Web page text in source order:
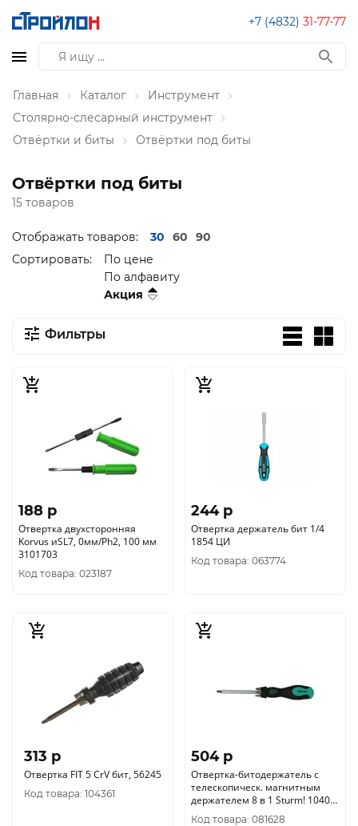
+7 (4832) 31-77-77
Главная Каталог
Инструмент
Столярно-слесарный инструмент
Отвёртки и биты
Отвёртки под биты
Отвёртки под биты
15 товаров
Отображать товаров: 30 60
90
Сортировать:
По цене
По алфавиту
Акция
Фильтры
188 p
Отвертка двухсторонняя
Korvus иSL7, 0мм/Ph2, 100 мм
3101703
Код товара: 023187
244 p
Отвертка держатель бит 1/4
1854 ЦИ
Код товара: 063774
313 p
Отвертка FIT 5 CrV бит, 56245
Код товара: 104361
504 p
Отвертка-битодержатель с
телескопическ. магнитным
держателем 8 в 1 Sturm! 1040-
19-8
Код товара: 081628